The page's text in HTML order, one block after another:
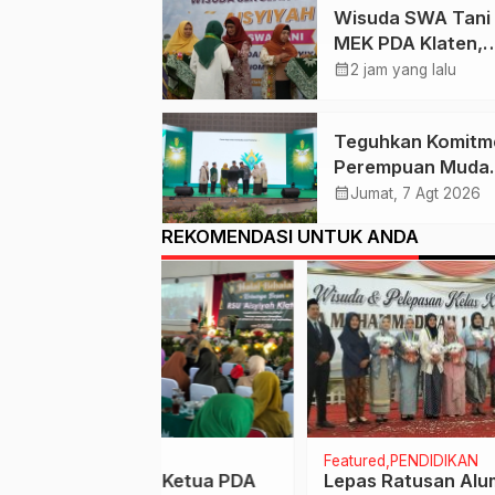
Wisuda SWA Tani
MEK PDA Klaten,
Lutfiah Iskandar :
‘Aisyiyah
calendar_month2 jam yang lalu
Teguhkan
Perempuan Muda
Berkemajuan,
ke-15 Nasyiatul
Aisyiyah di Solo
calendar_monthJumat, 7 Agt 2026
REKOMENDASI UNTUK ANDA
PENDIDIKAN
Lepas Purna Tugas,